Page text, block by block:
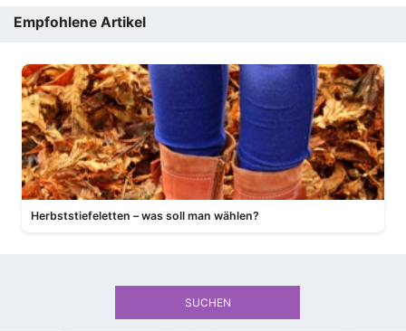
Empfohlene Artikel
Herbststiefeletten – was soll man wählen?
SUCHEN